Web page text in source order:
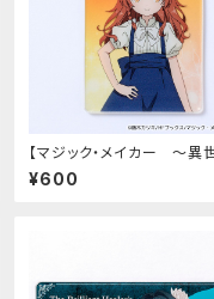
【マジック・メイカー ～異
法の作り方～】アクリルカー
リー）
¥600